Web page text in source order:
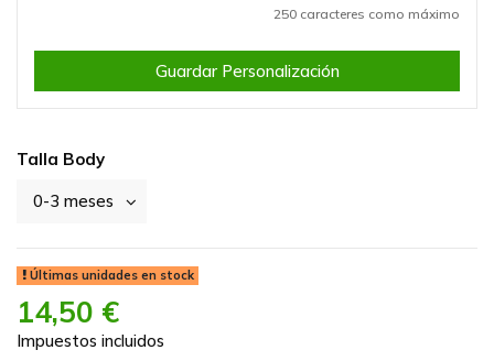
250 caracteres como máximo
Guardar Personalización
Talla Body
Últimas unidades en stock
14,50 €
Impuestos incluidos